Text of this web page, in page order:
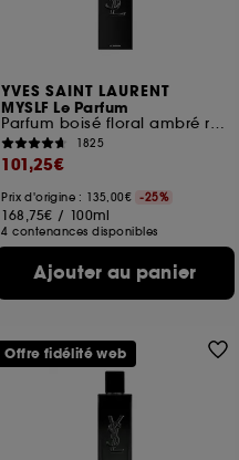
YVES SAINT LAURENT
MYSLF Le Parfum
Parfum boisé floral ambré rechargeable pour homme
1825
101,25€
Prix d'origine : 135,00€ -25%
168,75€ / 100ml
4 contenances disponibles
Ajouter au panier
Offre fidélité web